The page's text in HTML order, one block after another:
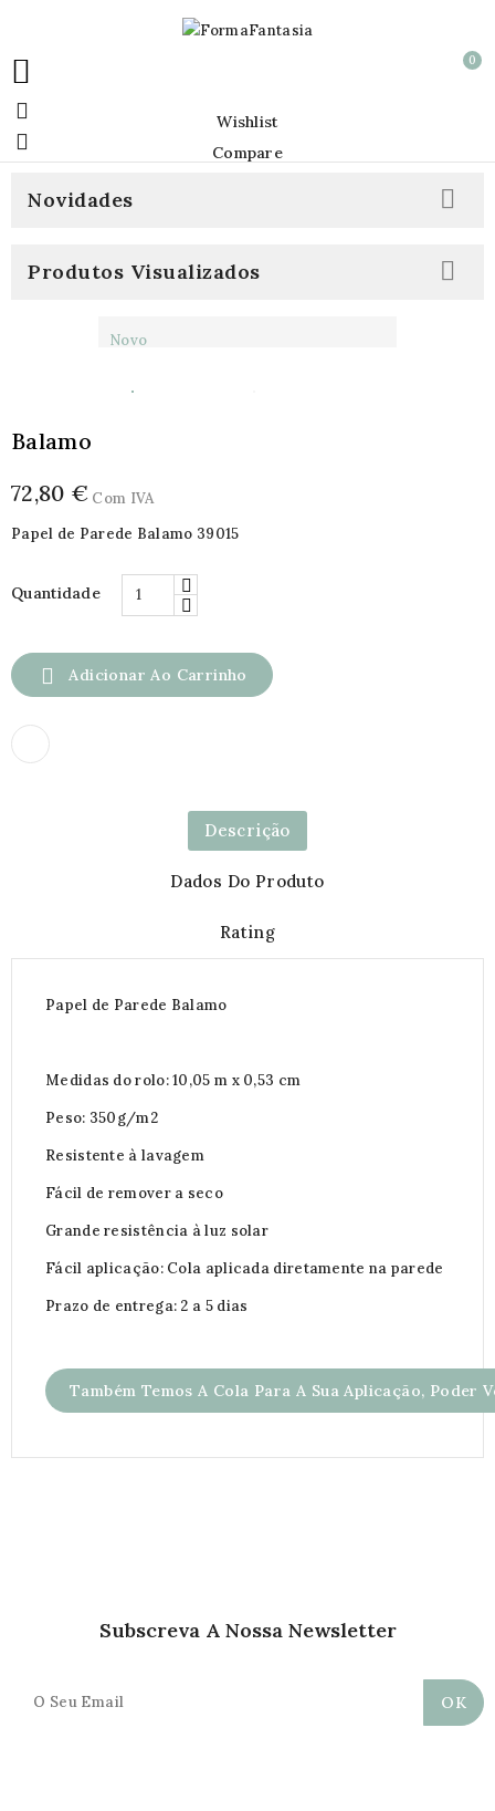
 0
 Wishlist
 Compare
Novidades 
Produtos Visualizados 
Novo
Balamo
72,80 € Com IVA
Papel de Parede Balamo 39015
Quantidade
 Adicionar Ao Carrinho
Descrição
Dados Do Produto
Rating
Papel de Parede Balamo
Medidas do rolo: 10,05 m x 0,53 cm
Peso: 350g/m2
Resistente à lavagem
Fácil de remover a seco
Grande resistência à luz solar
Fácil aplicação: Cola aplicada diretamente na parede
Prazo de entrega: 2 a 5 dias
Também Temos A Cola Para A Sua Aplicação, Poder
Subscreva A Nossa Newsletter